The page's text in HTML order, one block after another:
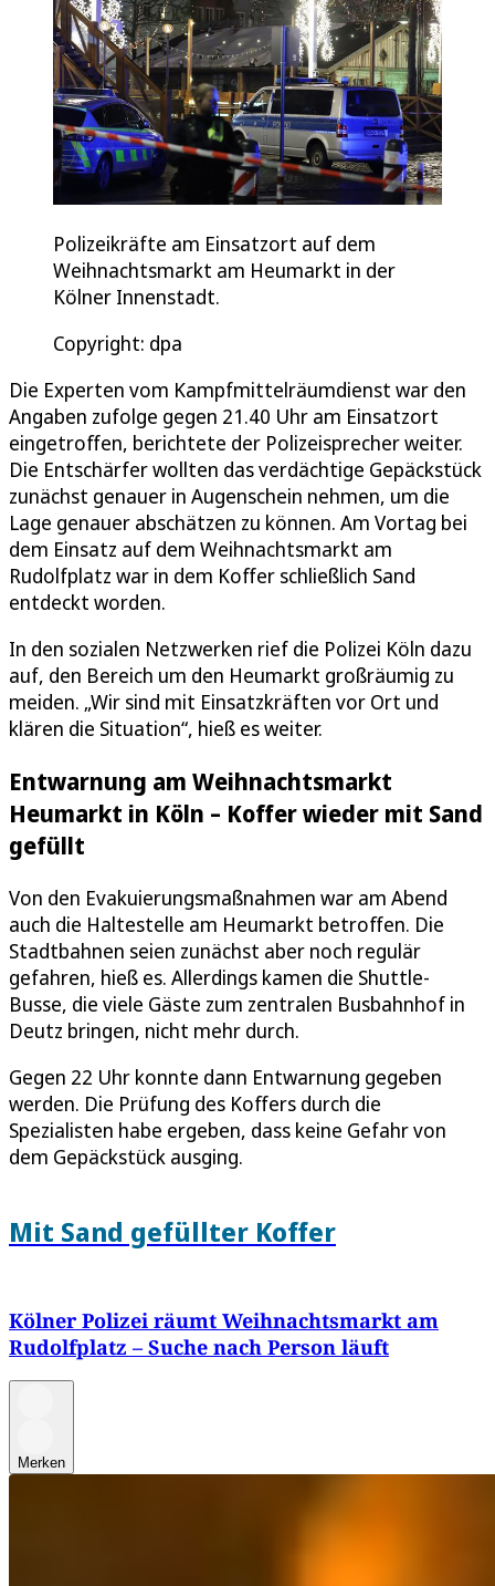
Polizeikräfte am Einsatzort auf dem
Weihnachtsmarkt am Heumarkt in der
Kölner Innenstadt.
Copyright: dpa
Die Experten vom Kampfmittelräumdienst war den
Angaben zufolge gegen 21.40 Uhr am Einsatzort
eingetroffen, berichtete der Polizeisprecher weiter.
Die Entschärfer wollten das verdächtige Gepäckstück
zunächst genauer in Augenschein nehmen, um die
Lage genauer abschätzen zu können. Am Vortag bei
dem Einsatz auf dem Weihnachtsmarkt am
Rudolfplatz war in dem Koffer schließlich Sand
entdeckt worden.
In den sozialen Netzwerken rief die Polizei Köln dazu
auf, den Bereich um den Heumarkt großräumig zu
meiden. „Wir sind mit Einsatzkräften vor Ort und
klären die Situation“, hieß es weiter.
Entwarnung am Weihnachtsmarkt
Heumarkt in Köln – Koffer wieder mit Sand
gefüllt
Von den Evakuierungsmaßnahmen war am Abend
auch die Haltestelle am Heumarkt betroffen. Die
Stadtbahnen seien zunächst aber noch regulär
gefahren, hieß es. Allerdings kamen die Shuttle-
Busse, die viele Gäste zum zentralen Busbahnhof in
Deutz bringen, nicht mehr durch.
Gegen 22 Uhr konnte dann Entwarnung gegeben
werden. Die Prüfung des Koffers durch die
Spezialisten habe ergeben, dass keine Gefahr von
dem Gepäckstück ausging.
Mit Sand gefüllter Koffer
Kölner Polizei räumt Weihnachtsmarkt am
Rudolfplatz – Suche nach Person läuft
Merken